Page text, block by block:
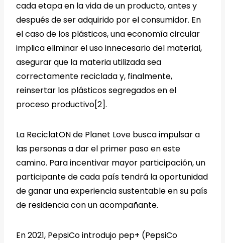
cada etapa en la vida de un producto, antes y
después de ser adquirido por el consumidor. En
el caso de los plásticos, una economía circular
implica eliminar el uso innecesario del material,
asegurar que la materia utilizada sea
correctamente reciclada y, finalmente,
reinsertar los plásticos segregados en el
proceso productivo[2].
La ReciclatON de Planet Love busca impulsar a
las personas a dar el primer paso en este
camino. Para incentivar mayor participación, un
participante de cada país tendrá la oportunidad
de ganar una experiencia sustentable en su país
de residencia con un acompañante.
En 2021, PepsiCo introdujo pep+ (PepsiCo